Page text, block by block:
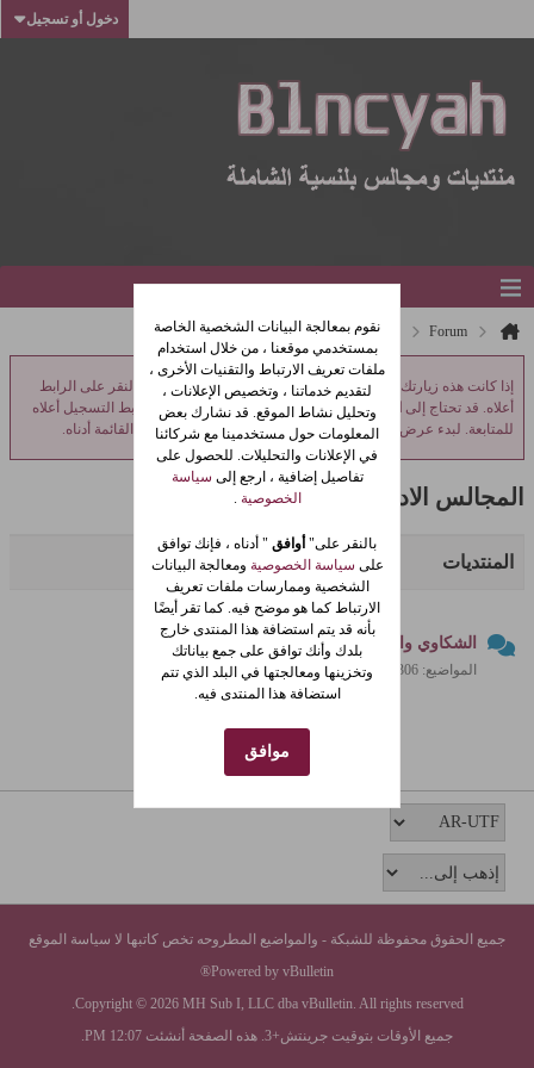
دخول أو تسجيل
Forum المجالس الادارية
إذا كانت هذه زيارتك الأولى، فتأكد من: اطلع على الأسئلة الشائعة
بالنقر على الرابط
أعلاه. قد تحتاج إلى
التسجيل قبل أن تتمكن من النشر: انقر على رابط التسجيل أعلاه
للمتابعة. لبدء عرض الرسائل، اختر المنتدى الذي ترغب بزيارته من القائمة أدناه.
المجالس الادارية
المنتديات
الشكاوي والاقتراحات
المواضيع: 306 المشاركات: 958
جميع الحقوق محفوظة للشبكة - والمواضيع المطروحه تخص كاتبها لا سياسة الموقع
Powered by vBulletin®
Copyright © 2026 MH Sub I, LLC dba vBulletin. All rights reserved.
جميع الأوقات بتوقيت جرينتش+3. هذه الصفحة أنشئت 12:07 PM.
نقوم بمعالجة البيانات الشخصية الخاصة
بمستخدمي موقعنا ، من خلال استخدام
ملفات تعريف الارتباط والتقنيات الأخرى ،
لتقديم خدماتنا ، وتخصيص الإعلانات ،
وتحليل نشاط الموقع. قد نشارك بعض
المعلومات حول مستخدمينا مع شركائنا
في الإعلانات والتحليلات. للحصول على
تفاصيل إضافية ، ارجع إلى سياسة
الخصوصية
بالنقر على"أوافق " أدناه ، فإنك توافق
على سياسة الخصوصية ومعالجة البيانات
الشخصية وممارسات ملفات تعريف
الارتباط كما هو موضح فيه. كما تقر أيضًا
بأنه قد يتم استضافة هذا المنتدى خارج
بلدك وأنك توافق على جمع بياناتك
وتخزينها ومعالجتها في البلد الذي تتم
استضافة هذا المنتدى فيه.
موافق